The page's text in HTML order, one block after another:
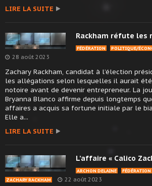
LIRE LA SUITE
Rackham réfute les
FÉDÉRATION POLITIQUE/
28 août 2023
Zachary Rackham, candidat à l’élection
les allégations selon lesquelles il aurait
notoire avant de devenir entrepreneur. La
Bryanna Blanco affirme depuis longtemps
affaires a acquis sa fortune initiale par le
Elle a...
LIRE LA SUITE
L’affaire « Calico
ARCHON DELAINE FÉDÉRATION
ZACHARY RACKHAM
22 août 2023